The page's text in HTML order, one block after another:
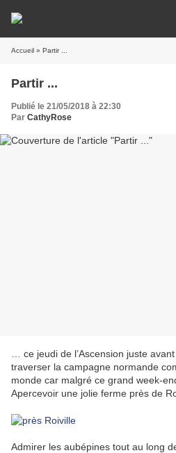
Accueil » Partir ...
Partir ...
Publié le 21/05/2018 à 22:30
Par CathyRose
… ce jeudi de l’Ascension juste
traverser la campagne normande
monde car malgré ce grand week-
Apercevoir une jolie ferme près de
Admirer les aubépines tout au long